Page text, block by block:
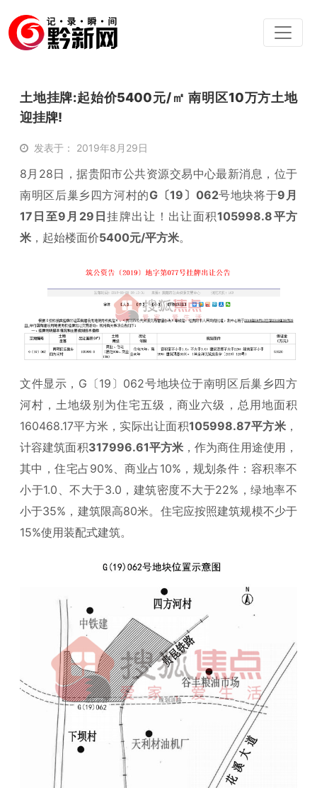
土地挂牌:起始价5400元/㎡ 南明区10万方土地
迎挂牌!
发表于： 2019年8月29日
8月28日，据贵阳市公共资源交易中心最新消息，位于
南明区后巢乡四方河村的G〔19〕062号地块将于9月
17日至9月29日挂牌出让！出让面积105998.8平方
米 ，起始楼面价5400元/平方米。
文件显示，G〔19〕062号地块位于南明区后巢乡四方
河村，土地级别为住宅五级，商业六级，总用地面积
160468.17平方米，实际出让面积105998.87平方米 ，
计容建筑面积317996.61平方米 ，作为商住用途使用，
其中，住宅占90%、商业占10%，规划条件：容积率不
小于1.0、不大于3.0，建筑密度不大于22%，绿地率不
小于35%，建筑限高80米。住宅应按照建筑规模不少于
15%使用装配式建筑。